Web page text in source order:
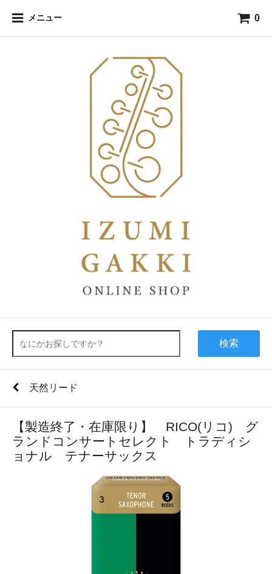
メニュー 0
検索
天然リード
【製造終了・在庫限り】 RICO(リコ) グ
ランドコンサートセレクト トラディシ
ョナル テナーサックス